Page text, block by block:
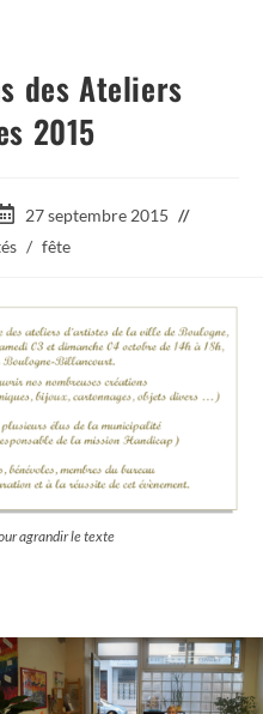
des Ateliers
2015
27 septembre 2015
/ fête
agrandir le texte